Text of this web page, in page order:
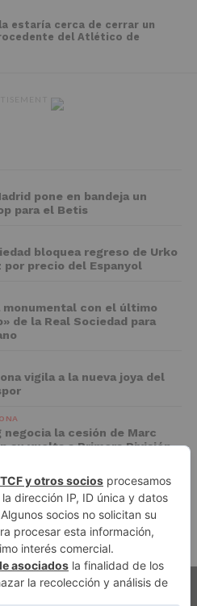
estaría cerca de cerrar un
del Atlético de
pone en bandeja un
para el Betis
bloquea regreso de Urko
por precio del Espanyol
monumental con el último
de la Real Sociedad para
vigila a la nueva joya del
negocia la cesión de Marc
su vuelta a Primera División